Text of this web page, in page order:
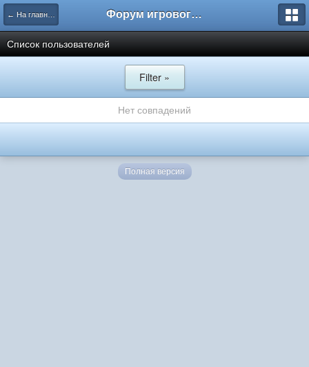
← На главную Форум игрового проекта Riverrise
Список пользователей
Filter »
Нет совпадений
Полная версия